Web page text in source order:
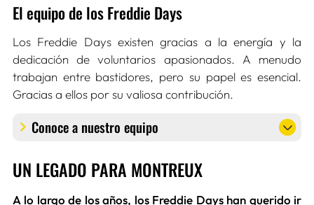
El equipo de los Freddie Days
Los Freddie Days existen gracias a la energía y la
dedicación de voluntarios apasionados. A menudo
trabajan entre bastidores, pero su papel es esencial.
Gracias a ellos por su valiosa contribución.
Conoce a nuestro equipo
UN LEGADO PARA MONTREUX
A lo largo de los años, los Freddie Days han querido ir